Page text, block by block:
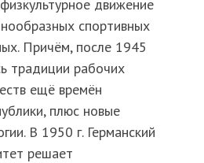
движение
спортивных
Причём, после 1945
традиции рабочих
ещё времён
плюс новые
В 1950 г. Германский
решает